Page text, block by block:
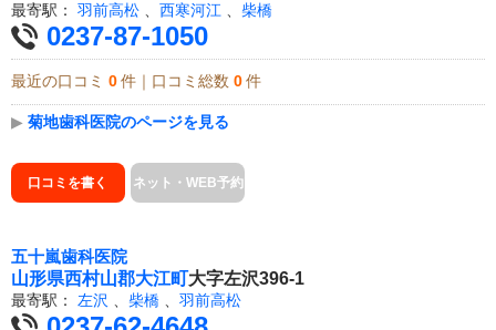
最寄駅： 羽前高松 西寒河江 柴橋
0237-87-1050
最近の口コミ 0 件｜口コミ総数 0 件
▶ 菊地歯科医院のページを見る
口コミを書く ネット・WEB予約
五十嵐歯科医院
山形県西村山郡大江町大字左沢396-1
最寄駅： 左沢 柴橋 羽前高松